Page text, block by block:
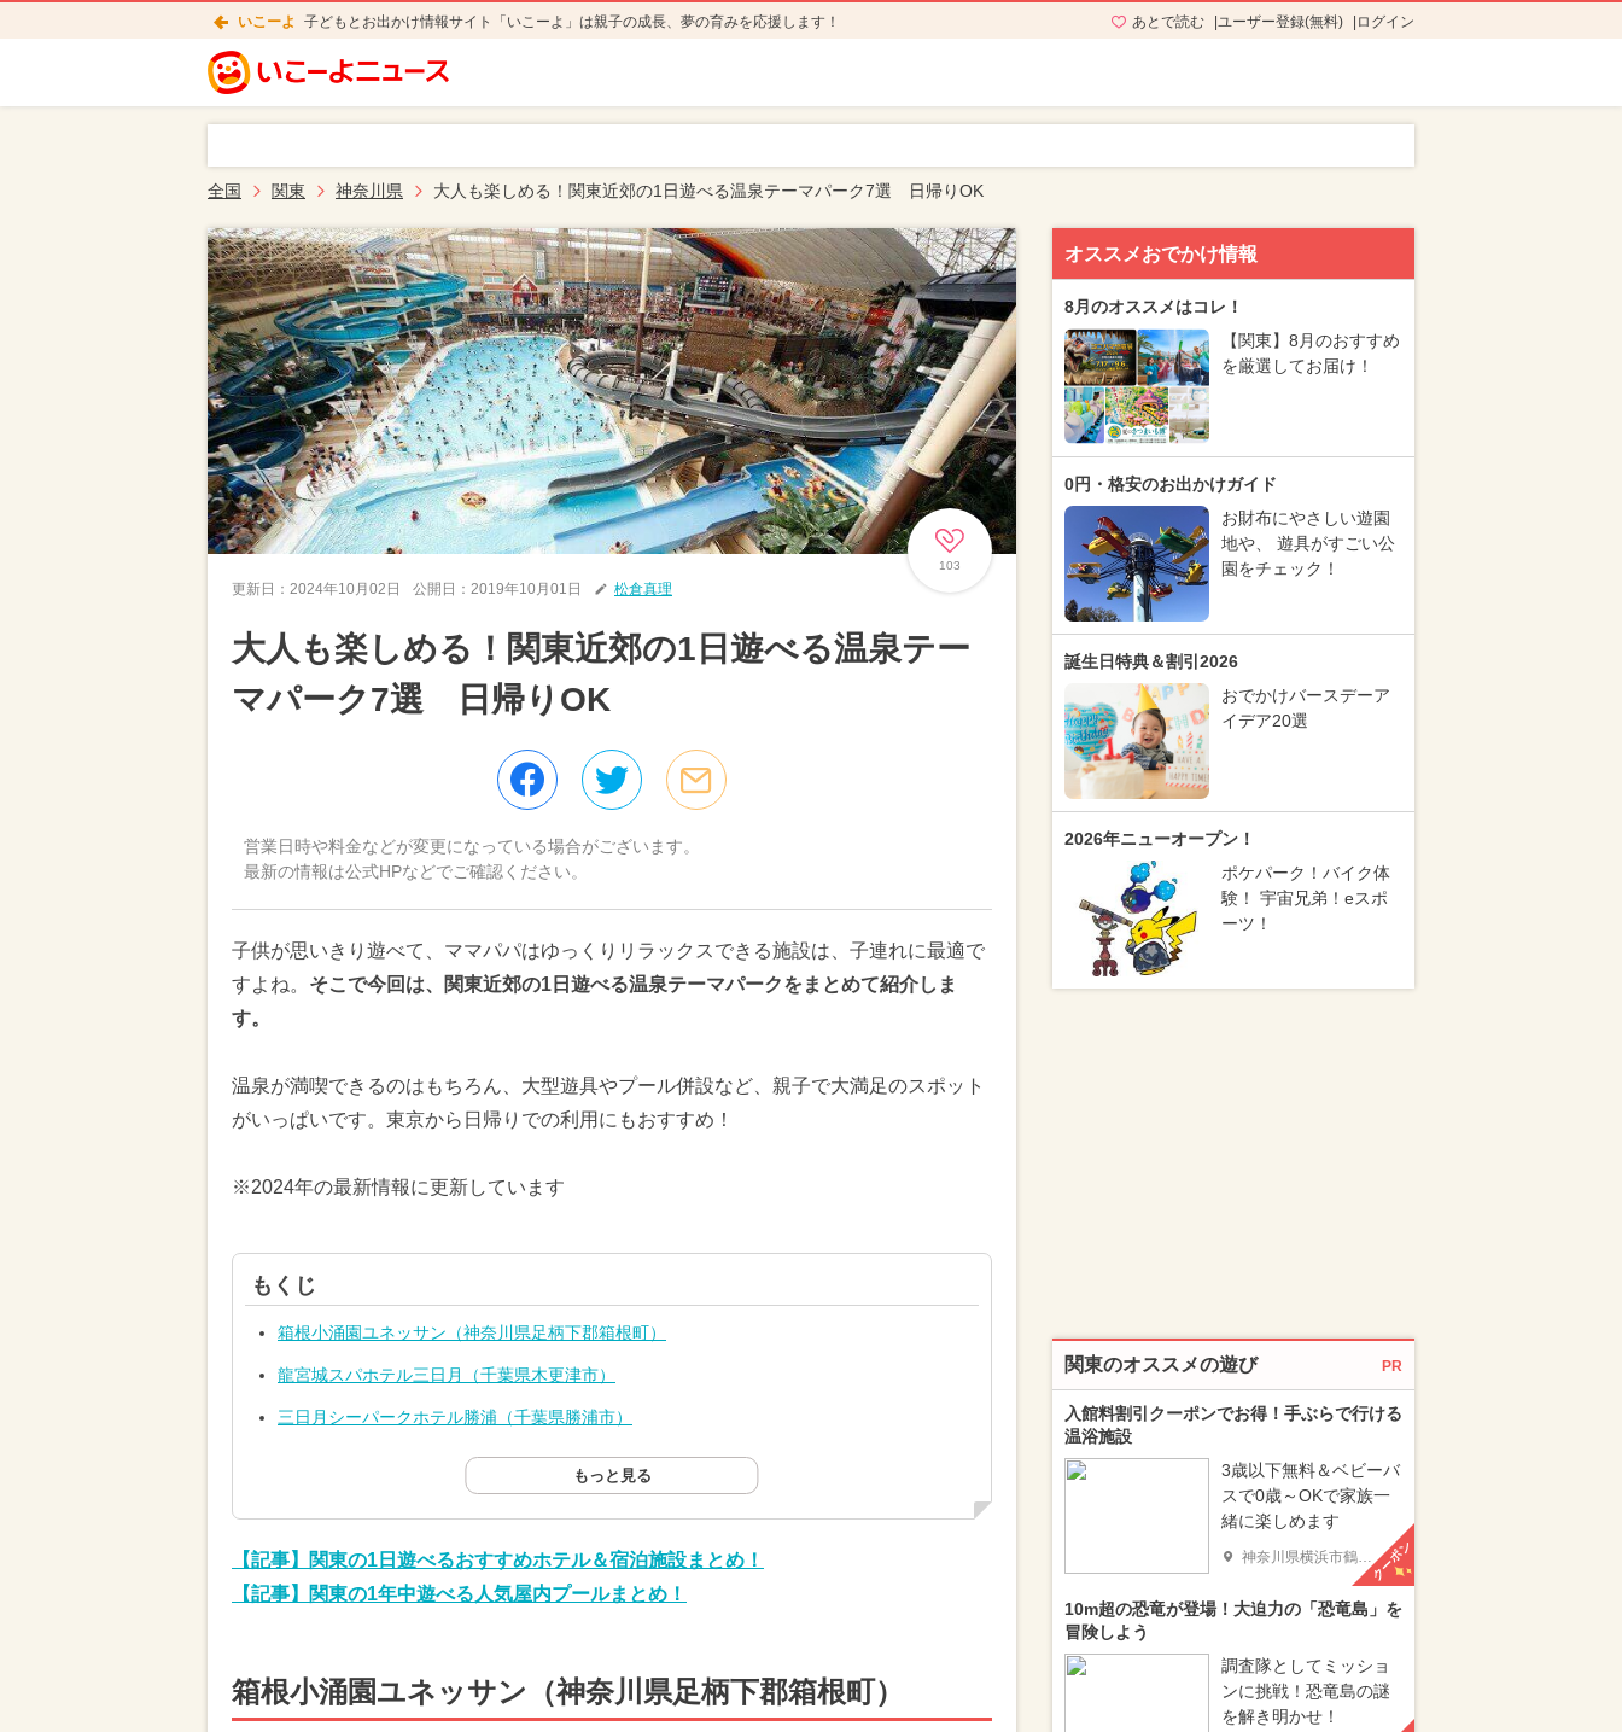
いこーよ 子どもとお出かけ情報サイト「いこーよ」は親子の成長、夢の育みを応援します！ あとで読む ユーザー登録(無料) ログイン
全国 関東 神奈川県 大人も楽しめる！関東近郊の1日遊べる温泉テーマパーク7選 日帰りOK
103
更新日： 2024年10月02日 公開日： 2019年10月01日 松倉真理
大人も楽しめる！関東近郊の1日遊べる温泉テー
マパーク7選 日帰りOK
営業日時や料金などが変更になっている場合がございます。
最新の情報は公式HPなどでご確認ください。
子供が思いきり遊べて、ママパパはゆっくりリラックスできる施設は、子連れに最適で
すよね。 そこで今回は、関東近郊の1日遊べる温泉テーマパークをまとめて紹介しま
す。
温泉が満喫できるのはもちろん、大型遊具やプール併設など、親子で大満足のスポット
がいっぱいです。東京から日帰りでの利用にもおすすめ！
※2024年の最新情報に更新しています
もくじ
箱根小涌園ユネッサン（神奈川県足柄下郡箱根町）
龍宮城スパホテル三日月（千葉県木更津市）
三日月シーパークホテル勝浦（千葉県勝浦市）
もっと見る
【記事】関東の1日遊べるおすすめホテル＆宿泊施設まとめ！
【記事】関東の1年中遊べる人気屋内プールまとめ！
箱根小涌園ユネッサン（神奈川県足柄下郡箱根町）
オススメおでかけ情報
8月のオススメはコレ！
【関東】8月のおすすめ
を厳選してお届け！
0円・格安のお出かけガイド
お財布にやさしい遊園
地や、 遊具がすごい公
園をチェック！
誕生日特典＆割引2026
おでかけバースデーア
イデア20選
2026年ニューオープン！
ポケパーク！バイク体
験！ 宇宙兄弟！eスポ
ーツ！
関東のオススメの遊び PR
入館料割引クーポンでお得！手ぶらで行ける
温浴施設
3歳以下無料＆ベビーバ
スで0歳～OKで家族一
緒に楽しめます
神奈川県横浜市鶴見区 クーポン
10m超の恐竜が登場！大迫力の「恐竜島」を
冒険しよう
調査隊としてミッショ
ンに挑戦！恐竜島の謎
を解き明かせ！